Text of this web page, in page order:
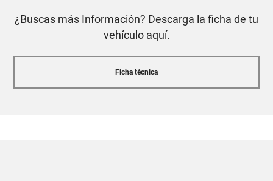
Diseño que entrega actitud
Control de estabilidad
¿Buscas más Información? Descarga la ficha de tu
vehículo aquí.
Ficha técnica